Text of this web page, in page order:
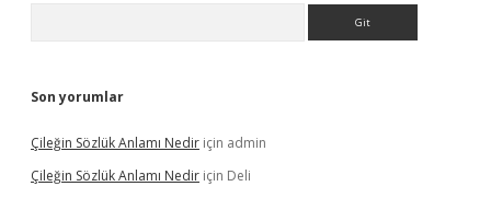
Son yorumlar
Çileğin Sözlük Anlamı Nedir için admin
Çileğin Sözlük Anlamı Nedir için Deli